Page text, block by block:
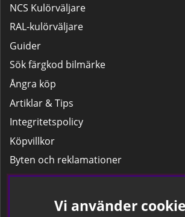
NCS Kulörväljare
RAL-kulörväljare
Guider
Sök färgkod bilmärke
Ångra köp
Artiklar & Tips
Integritetspolicy
Köpvillkor
Byten och reklamationer
Leverans
Hitta färgkoden på bilen.
Vi använder